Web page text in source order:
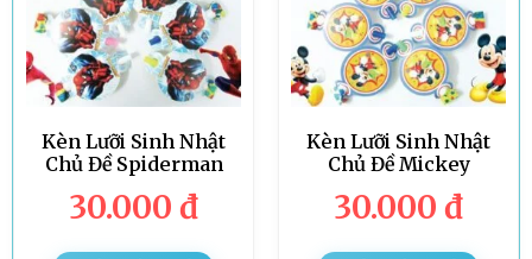
Kèn Lưỡi Sinh Nhật
Chủ Đề Spiderman
30.000 đ
Kèn Lưỡi Sinh Nhật
Chủ Đề Mickey
30.000 đ